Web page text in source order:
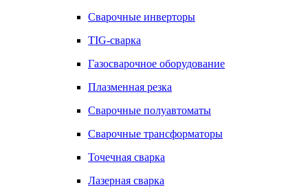
Сварочные инверторы
TIG-сварка
Газосварочное оборудование
Плазменная резка
Сварочные полуавтоматы
Сварочные трансформаторы
Точечная сварка
Лазерная сварка